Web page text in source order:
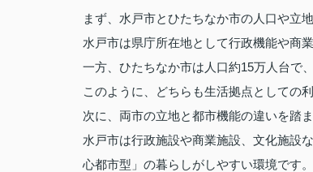
まず、水戸市とひたちなか市の人口や立
水戸市は県庁所在地として行政機能や商
一方、ひたちなか市は人口約15万人台で
このように、どちらも生活拠点としての
次に、両市の立地と都市機能の違いを踏
水戸市は行政施設や商業施設、文化施設
心都市型」の暮らしがしやすい環境です。